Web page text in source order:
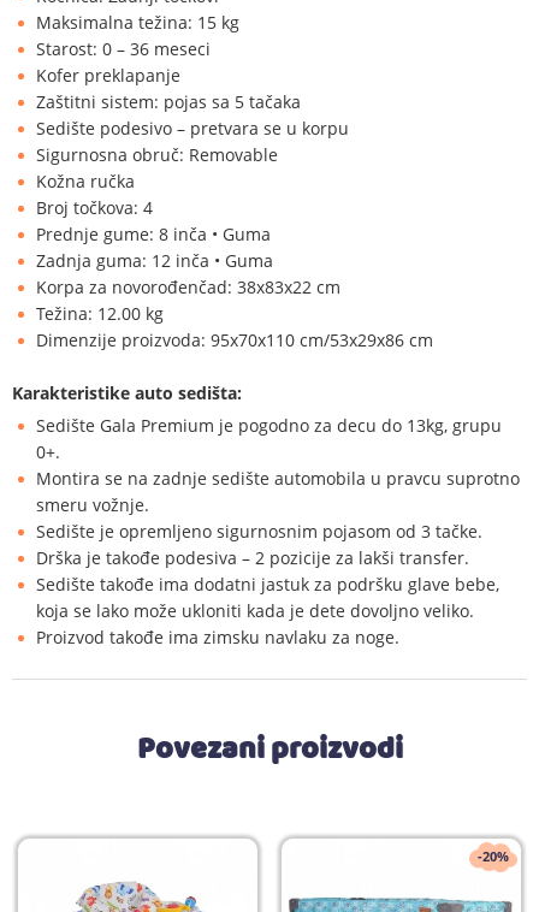
Maksimalna težina: 15 kg
Starost: 0 – 36 meseci
Kofer preklapanje
Zaštitni sistem: pojas sa 5 tačaka
Sedište podesivo – pretvara se u korpu
Sigurnosna obruč: Removable
Kožna ručka
Broj točkova: 4
Prednje gume: 8 inča • Guma
Zadnja guma: 12 inča • Guma
Korpa za novorođenčad: 38x83x22 cm
Težina: 12.00 kg
Dimenzije proizvoda: 95x70x110 cm/53x29x86 cm
Karakteristike auto sedišta:
Sedište Gala Premium je pogodno za decu do 13kg, grupu
0+.
Montira se na zadnje sedište automobila u pravcu suprotno
smeru vožnje.
Sedište je opremljeno sigurnosnim pojasom od 3 tačke.
Drška je takođe podesiva – 2 pozicije za lakši transfer.
Sedište takođe ima dodatni jastuk za podršku glave bebe,
koja se lako može ukloniti kada je dete dovoljno veliko.
Proizvod takođe ima zimsku navlaku za noge.
Povezani proizvodi
-20%